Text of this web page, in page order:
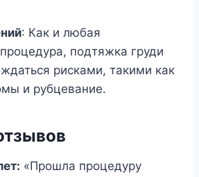
: Как и любая
подтяжка груди
рисками, такими как
и рубцевание.
«Прошла процедуру